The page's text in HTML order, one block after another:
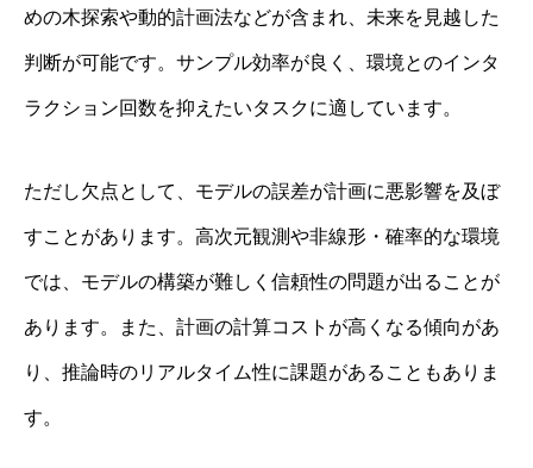
めの木探索や動的計画法などが含まれ、未来を見越した
判断が可能です。サンプル効率が良く、環境とのインタ
ラクション回数を抑えたいタスクに適しています。
ただし欠点として、モデルの誤差が計画に悪影響を及ぼ
すことがあります。高次元観測や非線形・確率的な環境
では、モデルの構築が難しく信頼性の問題が出ることが
あります。また、計画の計算コストが高くなる傾向があ
り、推論時のリアルタイム性に課題があることもありま
す。